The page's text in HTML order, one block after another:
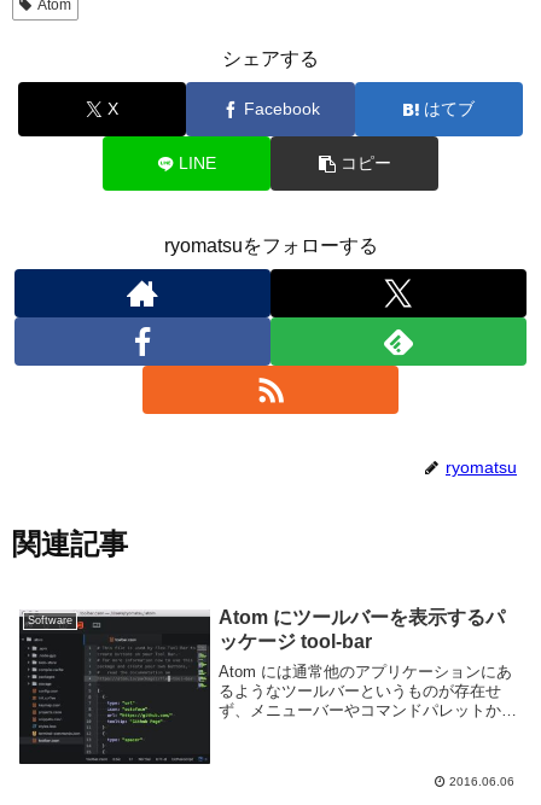
Atom
シェアする
X Facebook はてブ
LINE コピー
ryomatsuをフォローする
ryomatsu
関連記事
Software
Atom にツールバーを表示するパ
ッケージ tool-bar
Atom には通常他のアプリケーションにあ
るようなツールバーというものが存在せ
ず、メニューバーやコマンドパレットから
2016.06.06